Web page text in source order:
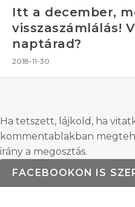
Itt a december,
visszaszámlálás!
naptárad?
2018-11-30
Ha tetszett, lájkold, ha
kommentablakban
irány a megosztás.
FACEBOOKON IS